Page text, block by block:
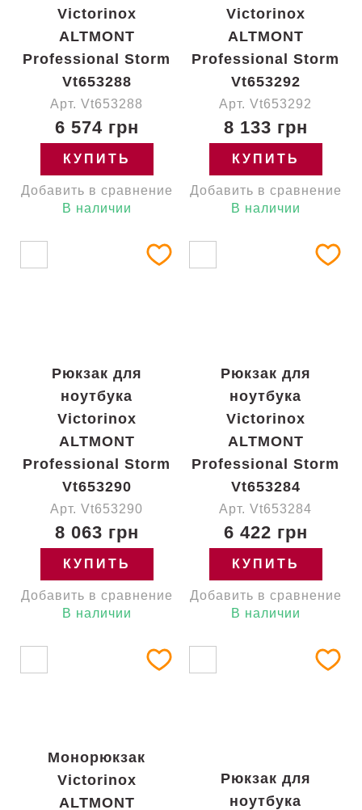
Victorinox
ALTMONT
Professional Storm
Vt653288
Арт. Vt653288
6 574 грн
КУПИТЬ
Добавить в сравнение
В наличии
Victorinox
ALTMONT
Professional Storm
Vt653292
Арт. Vt653292
8 133 грн
КУПИТЬ
Добавить в сравнение
В наличии
Рюкзак для
ноутбука
Victorinox
ALTMONT
Professional Storm
Vt653290
Арт. Vt653290
8 063 грн
КУПИТЬ
Добавить в сравнение
В наличии
Рюкзак для
ноутбука
Victorinox
ALTMONT
Professional Storm
Vt653284
Арт. Vt653284
6 422 грн
КУПИТЬ
Добавить в сравнение
В наличии
Монорюкзак
Victorinox
ALTMONT
Рюкзак для
ноутбука